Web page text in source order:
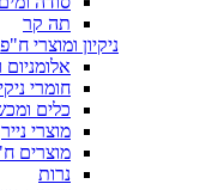
תה קר
ניקיון ומוצרי ח"פ
אלומניום
חומרי
כלים
מוצרי נייר
מוצרים
נרות